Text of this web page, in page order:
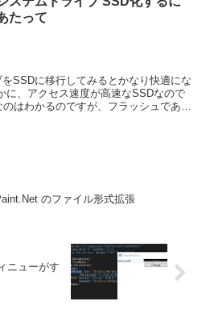
たって
SSDに移行してみるとかなり快適にな
に、アクセス速度が高速なSSDなので
はわかるのですが、フラッシュである
のファイル形式拡張
ニューがす